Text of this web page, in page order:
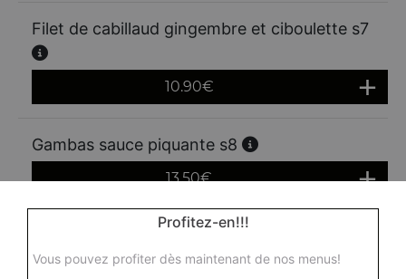
Filet de cabillaud gingembre et ciboulette s7
10.90€
Gambas sauce piquante s8
13.50€
11.30€
Profitez-en!!!
Vous pouvez profiter dès maintenant de nos menus!